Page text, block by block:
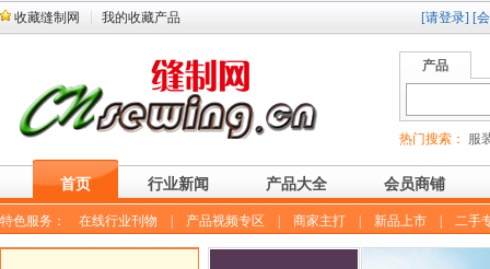
收藏缝制网 我的收藏产品 [请登录] [
产品
热门搜索： 服
首页 行业新闻 产品大全 会员商铺
特色服务： 在线行业刊物 产品视频专区 商家主打 新品上市 二手